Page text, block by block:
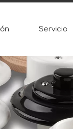
Servicio